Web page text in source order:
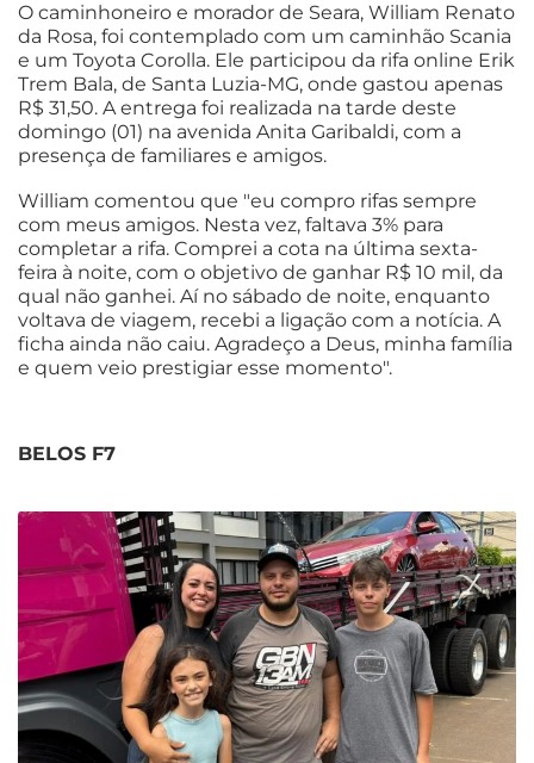
O caminhoneiro e morador de Seara, William Renato
da Rosa, foi contemplado com um caminhão Scania
e um Toyota Corolla. Ele participou da rifa online Erik
Trem Bala, de Santa Luzia-MG, onde gastou apenas
R$ 31,50. A entrega foi realizada na tarde deste
domingo (01) na avenida Anita Garibaldi, com a
presença de familiares e amigos.
William comentou que "eu compro rifas sempre
com meus amigos. Nesta vez, faltava 3% para
completar a rifa. Comprei a cota na última sexta-
feira à noite, com o objetivo de ganhar R$ 10 mil, da
qual não ganhei. Aí no sábado de noite, enquanto
voltava de viagem, recebi a ligação com a notícia. A
ficha ainda não caiu. Agradeço a Deus, minha família
e quem veio prestigiar esse momento".
BELOS F7